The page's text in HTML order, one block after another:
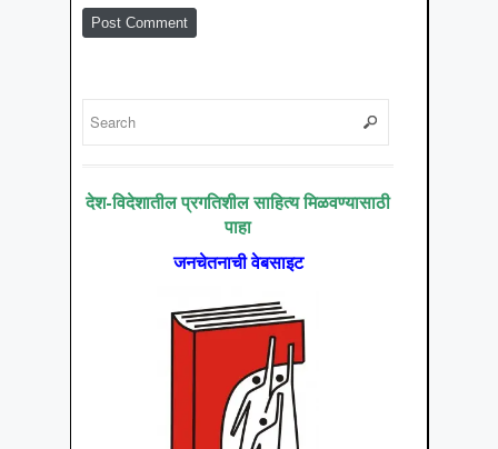
देश-विदेशातील प्रगतिशील साहित्य मिळवण्यासाठी
पाहा
जनचेतनाची वेबसाइट